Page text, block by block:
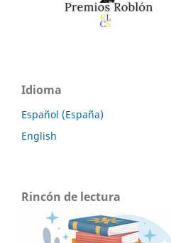
Idioma
Español (España)
English
Rincón de lectura